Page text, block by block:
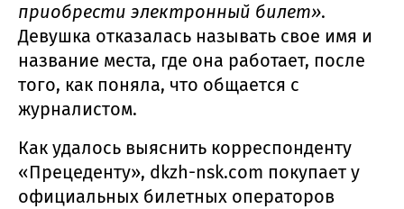
приобрести электронный билет».
Девушка отказалась называть свое имя и
название места, где она работает, после
того, как поняла, что общается с
журналистом.
Как удалось выяснить корреспонденту
«Прецеденту», dkzh-nsk.com покупает у
официальных билетных операторов